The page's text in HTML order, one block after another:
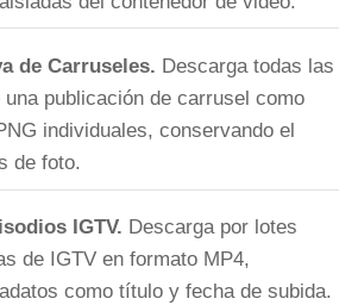
de Carruseles. Descarga todas las
publicación de carrusel como
individuales, conservando el
de foto.
IGTV. Descarga por lotes
de IGTV en formato MP4,
como título y fecha de subida.